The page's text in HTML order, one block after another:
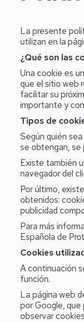
La presente
utilizan en la
¿Qué son las
Una cookie es
que el sitio web
facilitar su
importante y
Tipos de
Según quién
se obtengan, se
Existe también
navegador del
Por último,
obtenidos:
publicidad
Para más
Española de
Cookies
A continuación
función.
La página web
por Google, que
observar